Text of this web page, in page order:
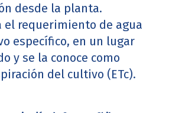
desde la planta.
el requerimiento de agua
específico, en un lugar
y se la conoce como
del cultivo (ETc).